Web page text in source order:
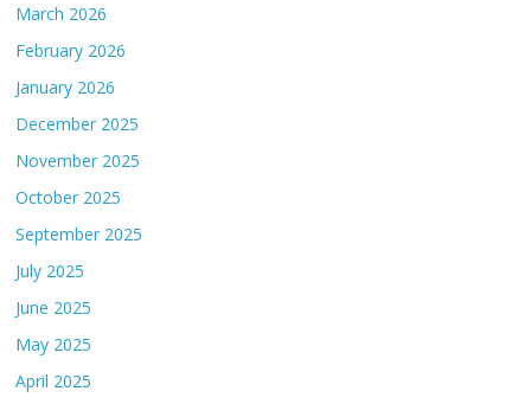
March 2026
February 2026
January 2026
December 2025
November 2025
October 2025
September 2025
July 2025
June 2025
May 2025
April 2025